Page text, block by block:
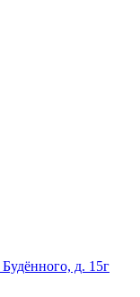
д. 15г